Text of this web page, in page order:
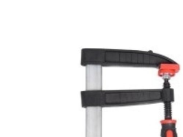
Сервисный центр
Ремонт инструмента марки Makita
Ремонт инструмента марки Champion
Производители